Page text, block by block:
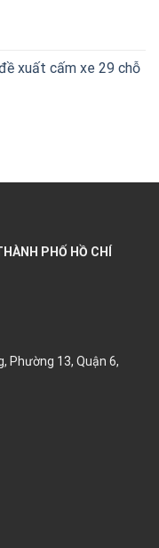
xuất cấm xe 29 chỗ
PHỐ HỒ CHÍ
Phường 13, Quận 6,